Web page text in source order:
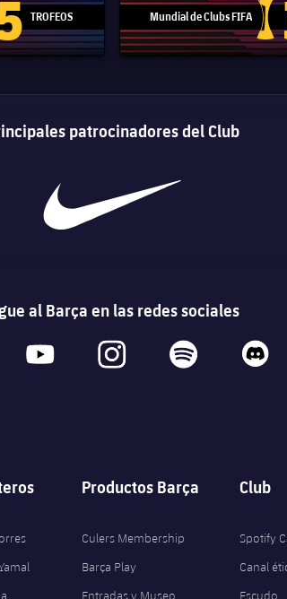
de la Liga de Campeones
TROFEOS Mundial de Clubs FIFA
patrocinadores del Club
al Barça en las redes sociales
youtube instagram spotify discord
Productos Barça
Culers Membership
Barça Play
Entradas y Museo
Club
Spotify
Canal
Escudo